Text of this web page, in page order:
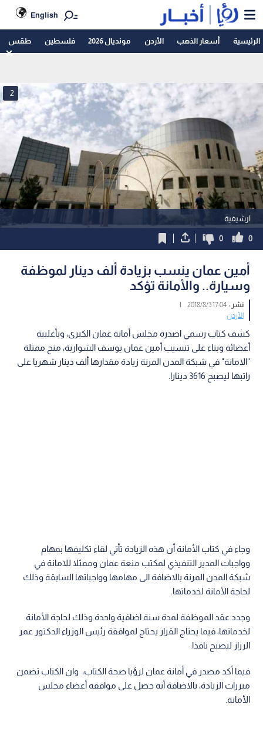
English
الرئيسية أسعار الذهب الأردن مونديال 2026 فلسطين طقس
ارشيفية
2
0
0
أمين عمان ينسب بزيادة ألف دينار لموظفة
وسيارة.. والأمانة تؤكد
نشر :17:04 2018/8/3
|
الأردن
كشف كتاب رسمي اصدره مجلس أمانة عمان الكبرى، وبأغلبية
أعضائه وبناء على تنسيب أمين عمان يوسف الشواربة، منح ممثلة
"الامانة" في شبكة المدن المرنة زيادة مقدارها ألف دينار شهريا على
راتبها ليصبح 3616 دينارا.
وجاء في كتاب الأمانة أن هذه الزيادة تأتي لقاء تكليفها بمهام
وواجبات المدير التنفيذي لمكتب منعة عمان وممثلا للامانة في
شبكة المدن المرنة بالاضافة الى مهامها وواجباتها السابقة وذلك
لحاجة الأمانة لخدماتها.
وجدد عقد الموظفة لمدة سنة اضافية واحدة وذلك لحاجة الأمانة
لخدماتها، فيما يحتاج القرار يحتاج لموافقة رئيس الوزراء الدكتور عمر
الرزاز ليصبح نافذا.
فيما أكد مصدر في أمانة عمان لرؤيا صحة الكتاب، وان الكتاب تضمن
مبررات الزيادة، بالاضافة أنه حصل على موافقه أعضاء مجلس
الأمانة.